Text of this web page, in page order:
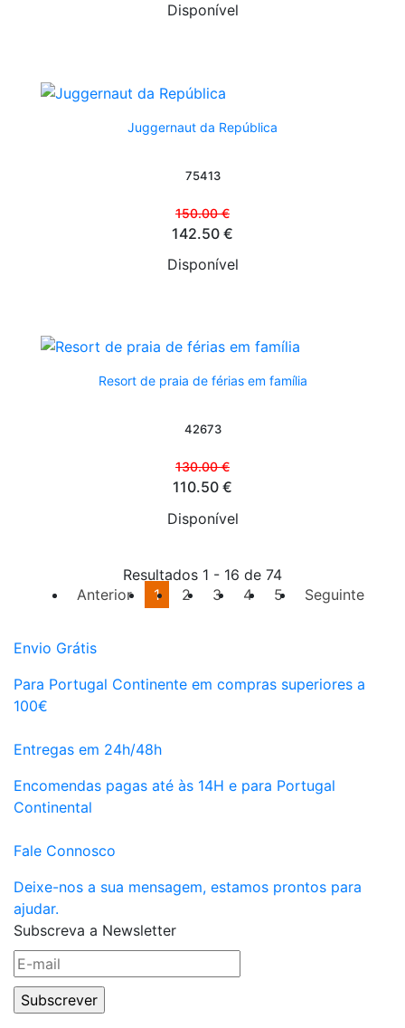
Disponível
Juggernaut da República
75413
150.00 €
142.50 €
Disponível
Resort de praia de férias em família
42673
130.00 €
110.50 €
Disponível
Resultados 1 - 16 de 74
Anterior
1 2 3 4 5 Seguinte
Envio Grátis
Para Portugal Continente em compras superiores a
100€
Entregas em 24h/48h
Encomendas pagas até às 14H e para Portugal
Continental
Fale Connosco
Deixe-nos a sua mensagem, estamos prontos para
ajudar.
Subscreva a Newsletter